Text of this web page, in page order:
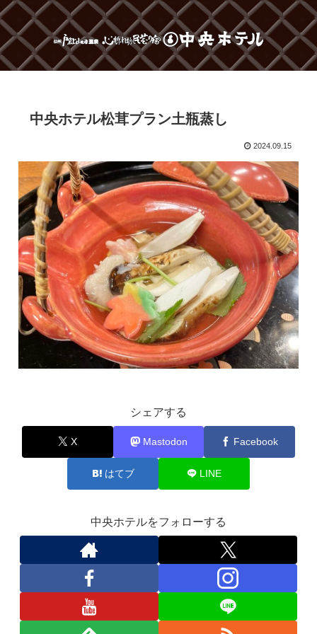
中央ホテル松茸プラン土瓶蒸し
2024.09.15
シェアする
X Mastodon Facebook
はてブ LINE
中央ホテルをフォローする